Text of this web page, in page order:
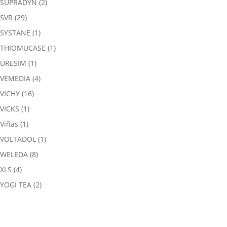
SUPRADYN (2)
SVR (29)
SYSTANE (1)
THIOMUCASE (1)
URESIM (1)
VEMEDIA (4)
VICHY (16)
VICKS (1)
Viñas (1)
VOLTADOL (1)
WELEDA (8)
XLS (4)
YOGI TEA (2)